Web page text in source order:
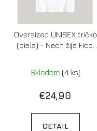
Oversized UNISEX tričko
(biela) - Nech žije Fico!
Skladom (4 ks)
€24,90
DETAIL